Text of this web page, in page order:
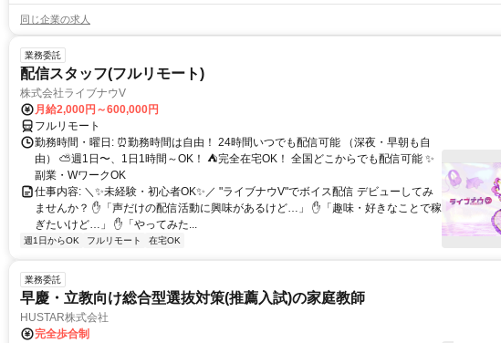
同じ企業の求人
業務委託
配信スタッフ(フルリモート)
株式会社ライブナウV
月給2,000円～600,000円
フルリモート
勤務時間・曜日: ⏰勤務時間は自由！ 24時間いつでも配信可能 （深夜・早朝も自
由） ⛅週1日〜、1日1時間～OK！ ⛺完全在宅OK！ 全国どこからでも配信可能 ✨
副業・WワークOK
仕事内容: ＼✨未経験・初心者OK✨／ "ライブナウV"でボイス配信 デビューしてみ
ませんか？ ✋「声だけの配信活動に興味があるけど…」 ✋「趣味・好きなことで稼
ぎたいけど…」 ✋「やってみた...
週1日からOK フルリモート 在宅OK
業務委託
早慶・立教向け総合型選抜対策(推薦入試)の家庭教師
HUSTAR株式会社
完全歩合制